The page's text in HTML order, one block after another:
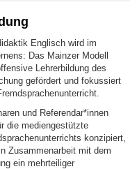
Englisch wird im
Das Mainzer Modell
Lehrerbildung des
gefördert und fokussiert
und Referendar*innen
die mediengestützte
konzipiert,
Zusammenarbeit mit dem
ein mehrteiliger